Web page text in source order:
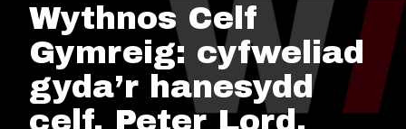
Wythnos Celf
Gymreig: cyfweliad
gyda’r hanesydd
celf, Peter Lord,